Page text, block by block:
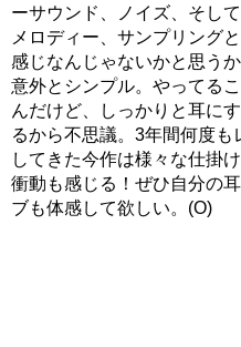
ーサウンド、ノイズ、そし
メロディー、サンプリング
感じなんじゃないかと思う
意外とシンプル。やってる
んだけど、しっかりと耳に
るから不思議。3年間何度
してきた今作は様々な仕掛
衝動も感じる！ぜひ自分の
ブも体感して欲しい。(O)